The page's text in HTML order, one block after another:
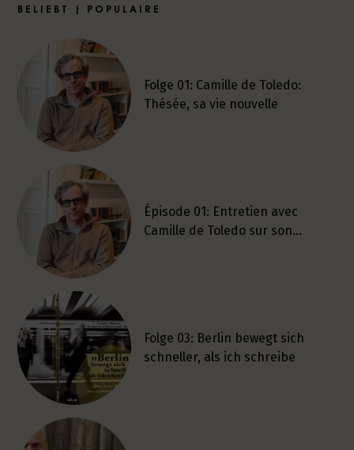
BELIEBT | POPULAIRE
Folge 01: Camille de Toledo:
Thésée, sa vie nouvelle
Épisode 01: Entretien avec
Camille de Toledo sur son…
Folge 03: Berlin bewegt sich
schneller, als ich schreibe